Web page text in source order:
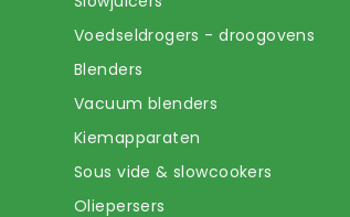
Voedseldrogers - droogovens
Blenders
Vacuum blenders
Kiemapparaten
Sous vide & slowcookers
Oliepersers